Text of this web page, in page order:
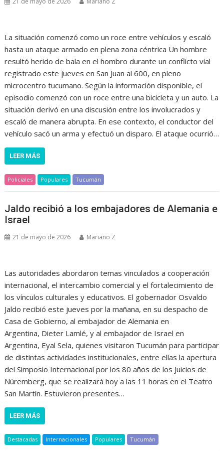
La situación comenzó como un roce entre vehículos y escaló
hasta un ataque armado en plena zona céntrica Un hombre
resultó herido de bala en el hombro durante un conflicto vial
registrado este jueves en San Juan al 600, en pleno
microcentro tucumano. Según la información disponible, el
episodio comenzó con un roce entre una bicicleta y un auto. La
situación derivó en una discusión entre los involucrados y
escaló de manera abrupta. En ese contexto, el conductor del
vehículo sacó un arma y efectuó un disparo. El ataque ocurrió…
LEER MÁS
Policiales Populares Tucumán
Jaldo recibió a los embajadores de Alemania e
Israel
21 de mayo de 2026 Mariano Z
Las autoridades abordaron temas vinculados a cooperación
internacional, el intercambio comercial y el fortalecimiento de
los vínculos culturales y educativos. El gobernador Osvaldo
Jaldo recibió este jueves por la mañana, en su despacho de
Casa de Gobierno, al embajador de Alemania en
Argentina, Dieter Lamlé, y al embajador de Israel en
Argentina, Eyal Sela, quienes visitaron Tucumán para participar
de distintas actividades institucionales, entre ellas la apertura
del Simposio Internacional por los 80 años de los Juicios de
Núremberg, que se realizará hoy a las 11 horas en el Teatro
San Martín. Estuvieron presentes…
LEER MÁS
Destacadas Internacionales Populares Tucumán